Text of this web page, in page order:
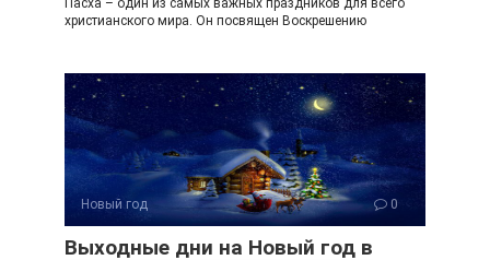
христианского мира. Он посвящен Воскрешению
Новый год 0
Выходные дни на Новый год в